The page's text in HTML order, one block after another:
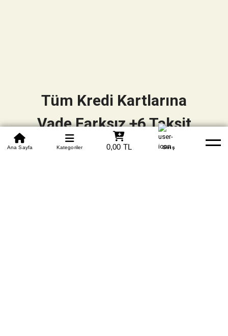
0850 305 09 70
Beden Tablosu Banka Hesapları Whatsapp Yardım
Ana Sayfa Kategoriler 0,00 TL Giriş
Tüm Kredi Kartlarına
Vade Farksız +6 Taksit